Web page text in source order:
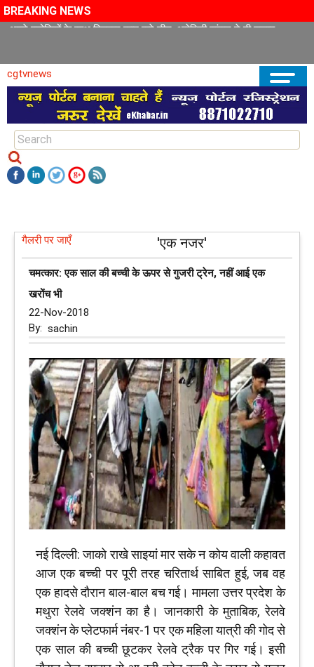
BREAKING NEWS
अपने पड़ोसियों के साथ मिलकर काम करे चीन, अमेरिकी सांसद ने दी सलाह
cgtvnews
गैलरी पर जाएँ 'एक नजर'
चमत्कार: एक साल की बच्ची के ऊपर से गुजरी ट्रेन, नहीं आई एक
खरोंच भी
22-Nov-2018
By: sachin
नई दिल्ली: जाको राखे साइयां मार सके न कोय वाली कहावत
आज एक बच्ची पर पूरी तरह चरितार्थ साबित हुई, जब वह
एक हादसे दौरान बाल-बाल बच गई। मामला उत्तर प्रदेश के
मथुरा रेलवे जक्शंन का है। जानकारी के मुताबिक, रेलवे
जक्शंन के प्लेटफार्म नंबर-1 पर एक महिला यात्री की गोद से
एक साल की बच्ची छूटकर रेलवे ट्रैक पर गिर गई। इसी